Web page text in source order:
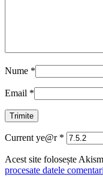
Nume *
Email *
Current ye@r *
Acest site folosește
procesate datele